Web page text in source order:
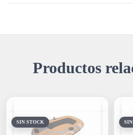
Productos
SIN STOCK